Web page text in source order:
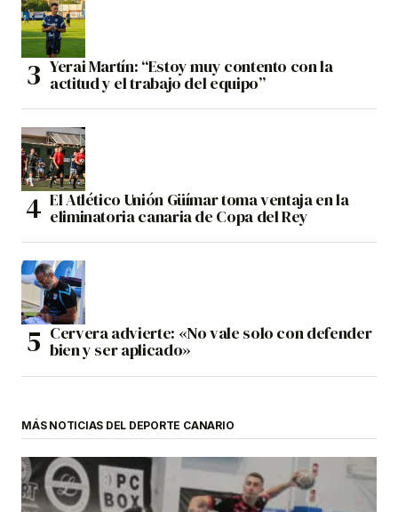
Yerai Martín: “Estoy muy contento con la
actitud y el trabajo del equipo”
El Atlético Unión Güímar toma ventaja en la
eliminatoria canaria de Copa del Rey
Cervera advierte: «No vale solo con defender
bien y ser aplicado»
MÁS NOTICIAS DEL DEPORTE CANARIO